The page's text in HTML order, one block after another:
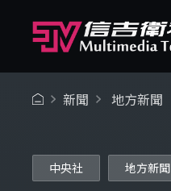
新聞 地方新聞
中央社 地方新聞